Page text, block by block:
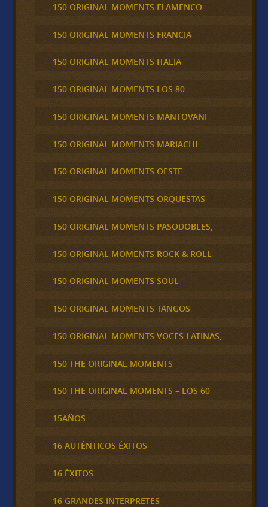
150 ORIGINAL MOMENTS FLAMENCO
150 ORIGINAL MOMENTS FRANCIA
150 ORIGINAL MOMENTS ITALIA
150 ORIGINAL MOMENTS LOS 80
150 ORIGINAL MOMENTS MANTOVANI
150 ORIGINAL MOMENTS MARIACHI
150 ORIGINAL MOMENTS OESTE
150 ORIGINAL MOMENTS ORQUESTAS
150 ORIGINAL MOMENTS PASODOBLES,
150 ORIGINAL MOMENTS ROCK & ROLL
150 ORIGINAL MOMENTS SOUL
150 ORIGINAL MOMENTS TANGOS
150 ORIGINAL MOMENTS VOCES LATINAS,
150 THE ORIGINAL MOMENTS
150 THE ORIGINAL MOMENTS – LOS 60
15AÑOS
16 AUTÉNTICOS ÉXITOS
16 ÉXITOS
16 GRANDES INTERPRETES